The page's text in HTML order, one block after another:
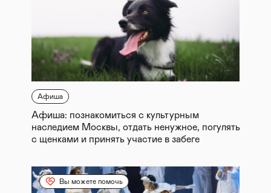
Афиша
Афиша: познакомиться с культурным
наследием Москвы, отдать ненужное, погулять
с щенками и принять участие в забеге
Вы можете помочь